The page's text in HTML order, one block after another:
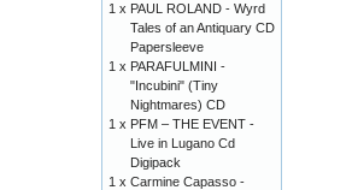
1 x PAUL ROLAND - Wyrd
Tales of an Antiquary CD
Papersleeve
1 x PARAFULMINI -
"Incubini" (Tiny
Nightmares) CD
1 x PFM – THE EVENT -
Live in Lugano Cd
Digipack
1 x Carmine Capasso -